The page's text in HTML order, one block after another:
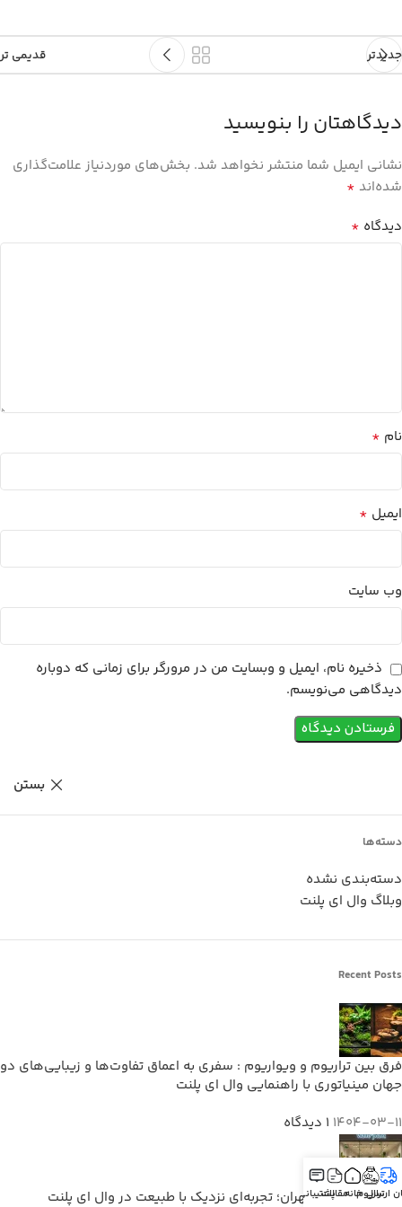
جدیدتر قدیمی تر
دیدگاهتان را بنویسید
نشانی ایمیل شما منتشر نخواهد شد. بخش‌های موردنیاز علامت‌گذاری
شده‌اند *
دیدگاه *
نام *
ایمیل *
وب‌ سایت
ذخیره نام، ایمیل و وبسایت من در مرورگر برای زمانی که دوباره
دیدگاهی می‌نویسم.
بستن
دسته‌ها
دسته‌بندی نشده
وبلاگ وال ای پلنت
Recent Posts
فرق بین تراریوم و ویواریوم : سفری به اعماق تفاوت‌ها و زیبایی‌های دو
جهان مینیاتوری با راهنمایی وال ای پلنت
1404-03-11 ۱ دیدگاه
خرید تراریوم در تهران؛ تجربه‌ای نزدیک با طبیعت در وال ای پلنت
ارسال
تراریومخانهمقالاتپشتیبانی